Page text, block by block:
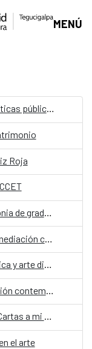
MENÚ
Cultura y Acción: Gestión cultural y políticas públicas para el desarrollo local
Roja
Proyección de cortometrajes y ceremonia de graduación de la Escuela de Cine Una Mirada Propia (UMP)
Taller: Herramientas para la gestión y mediación cultural
Modular + / Festival de Música electrónica y arte digital
Danza en memoria: trayectoria y creación contemporáneaDanza en memoria: trayectoria y creación contemporánea
Graftivismo: Taller libros Cartoneros: Cartas a mi yo del pasado
el arte